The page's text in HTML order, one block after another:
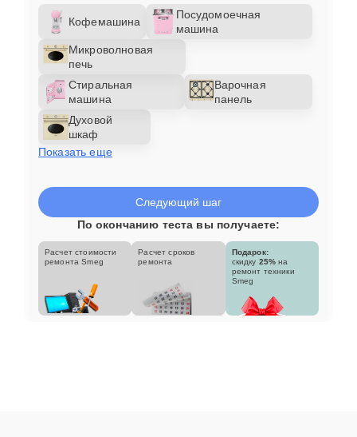
Кофемашина
Посудомоечная
машина
Микроволновая
печь
Стиральная
машина
Варочная
панель
Духовой
шкаф
Показать еще
Следующий шаг
По окончанию теста вы получаете:
Расчет стоимости
ремонта Smeg
Расчет сроков
ремонта
Подарок:
скидку 25% на
ремонт техники
Smeg